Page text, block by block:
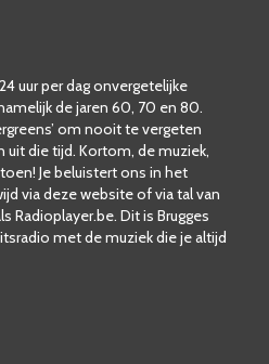
uur per dag onvergetelijke
de jaren 60, 70 en 80.
om nooit te vergeten
uit die tijd. Kortom, de muziek,
Je beluistert ons in het
via deze website of via tal van
Radioplayer.be. Dit is Brugges
met de muziek die je altijd